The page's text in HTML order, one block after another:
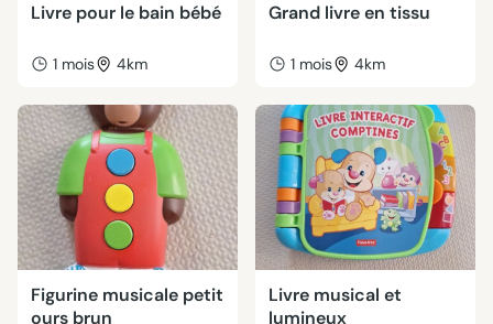
Livre pour le bain bébé
1 mois 4km
Grand livre en tissu
1 mois 4km
Figurine musicale petit
ours brun
Livre musical et
lumineux